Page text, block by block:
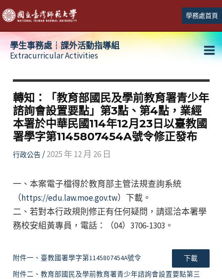
跳
至
主
學務處首頁
學生事務處┆課外活動指導組
Extracurricular Activities
轉知：「教育部國民及學前教育署青少年
諮詢會設置要點」第3點、第4點，業經
本署於中華民國114年12月23日以臺教國
署學字第1145807454A號令修正發布
行政公告/2025 年 12 月 26 日
一、本案電子檔得於教育部主管法規查詢系統
（https://edu.law.moe.gov.tw）下載。
二、若對本行政規則修正有任何疑問，請逕洽本署學
務校安組黃專員，電話：（04）3706-1303。
附件一、臺教國署學字第1145807454A號令
下載
附件二、教育部國民及學前教育署青少年諮詢會設置要點第三